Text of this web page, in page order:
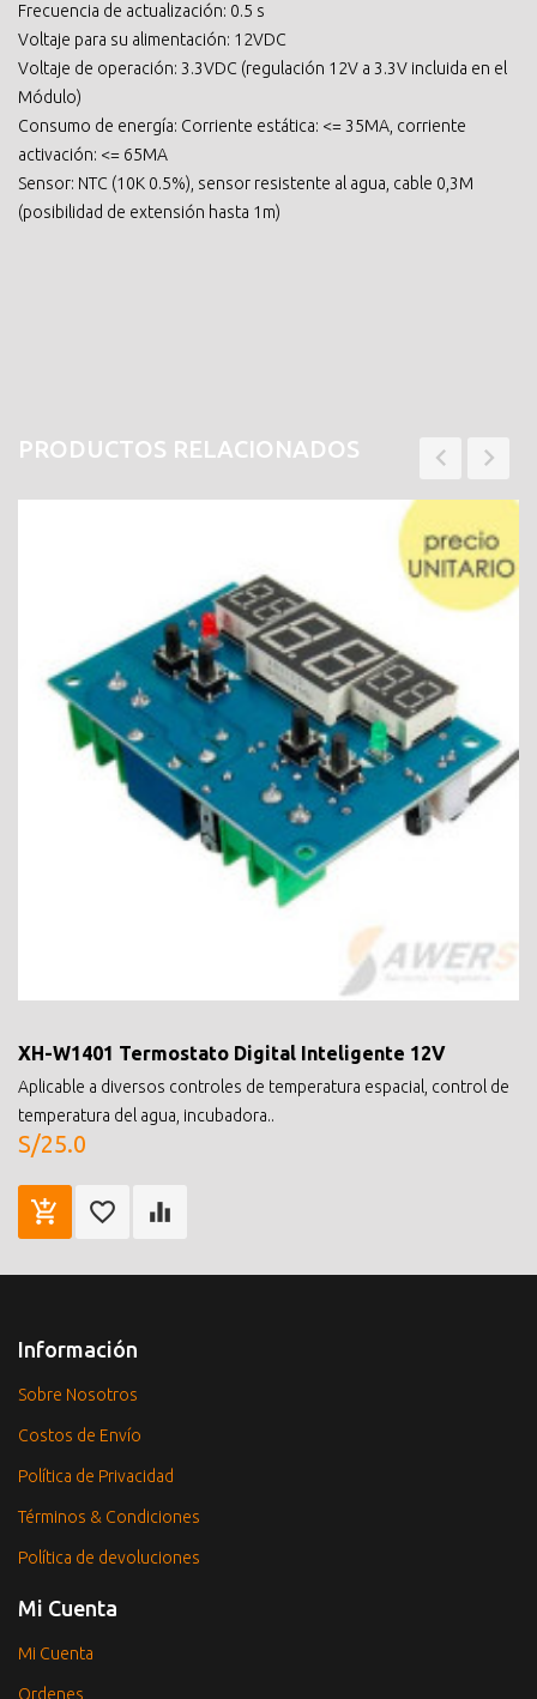
Frecuencia de actualización: 0.5 s
Voltaje para su alimentación: 12VDC
Voltaje de operación: 3.3VDC (regulación 12V a 3.3V incluida en el
Módulo)
Consumo de energía: Corriente estática: <= 35MA, corriente
activación: <= 65MA
Sensor: NTC (10K 0.5%), sensor resistente al agua, cable 0,3M
(posibilidad de extensión hasta 1m)
PRODUCTOS RELACIONADOS
XH-W1401 Termostato Digital Inteligente 12V
Aplicable a diversos controles de temperatura espacial, control de
temperatura del agua, incubadora..
S/25.0
Información
Sobre Nosotros
Costos de Envío
Política de Privacidad
Términos & Condiciones
Política de devoluciones
Mi Cuenta
Mi Cuenta
Ordenes